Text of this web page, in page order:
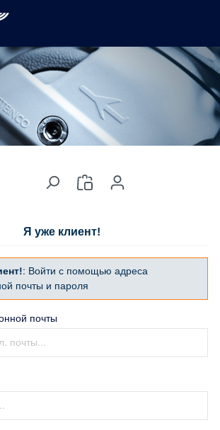
Я уже клиент!
: Войти с помощью адреса
почты и пароля
почты